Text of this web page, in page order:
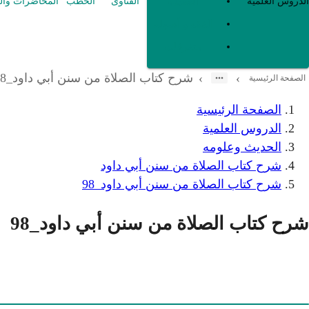
الصفحة الرئيسية ›
› شرح كتاب الصلاة من سنن أبي داود_98
الصفحة الرئيسية
الدروس العلمية
الحديث وعلومه
شرح كتاب الصلاة من سنن أبي داود
شرح كتاب الصلاة من سنن أبي داود_98
شرح كتاب الصلاة من سنن أبي داود_98